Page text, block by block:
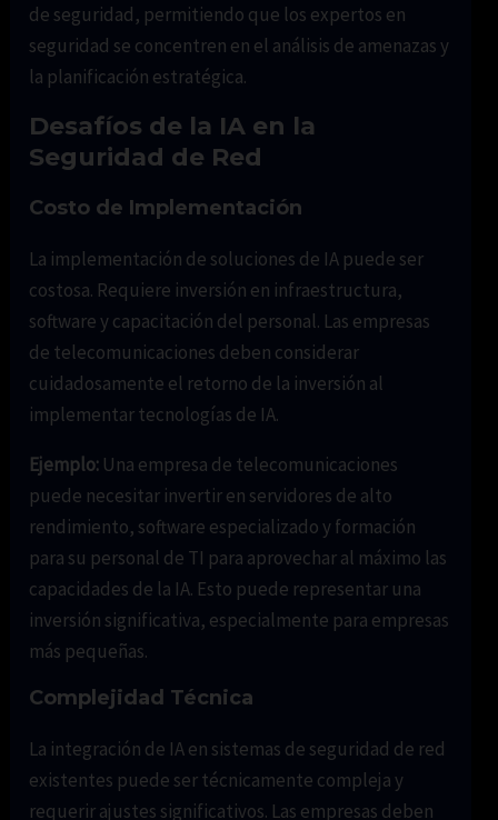
de seguridad, permitiendo que los expertos en
seguridad se concentren en el análisis de amenazas y
la planificación estratégica.
Desafíos de la IA en la
Seguridad de Red
Costo de Implementación
La implementación de soluciones de IA puede ser
costosa. Requiere inversión en infraestructura,
software y capacitación del personal. Las empresas
de telecomunicaciones deben considerar
cuidadosamente el retorno de la inversión al
implementar tecnologías de IA.
Ejemplo: Una empresa de telecomunicaciones
puede necesitar invertir en servidores de alto
rendimiento, software especializado y formación
para su personal de TI para aprovechar al máximo las
capacidades de la IA. Esto puede representar una
inversión significativa, especialmente para empresas
más pequeñas.
Complejidad Técnica
La integración de IA en sistemas de seguridad de red
existentes puede ser técnicamente compleja y
requerir ajustes significativos. Las empresas deben